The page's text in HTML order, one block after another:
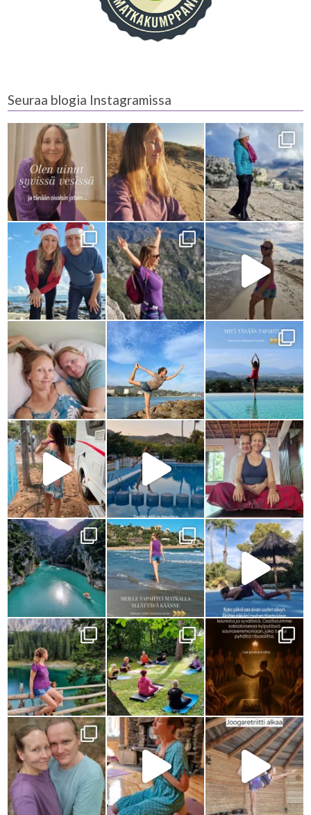
Seuraa blogia Instagramissa